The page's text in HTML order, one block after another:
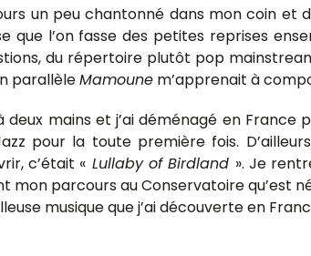
un peu chantonné dans mon coin
l’on fasse des petites reprises
du répertoire plutôt pop
parallèleMamoune m’apprenait à
deux mains et j’ai déménagé en
pour la toute première fois.
c’était « Lullaby of Birdland ». Je
mon parcours au Conservatoire
musique que j’ai découverte en